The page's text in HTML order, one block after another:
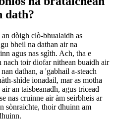
dath?
dòigh clò-bhualaidh as
bheil na dathan air na
agus nas sgìth. Ach, tha e
nach toir diofar nithean buaidh air
dathan, a 'gabhail a-steach
shìde ionadail, mar as motha
an taisbeanadh, agus tricead
nas cruinne air àm seirbheis ar
sònraichte, thoir dhuinn am